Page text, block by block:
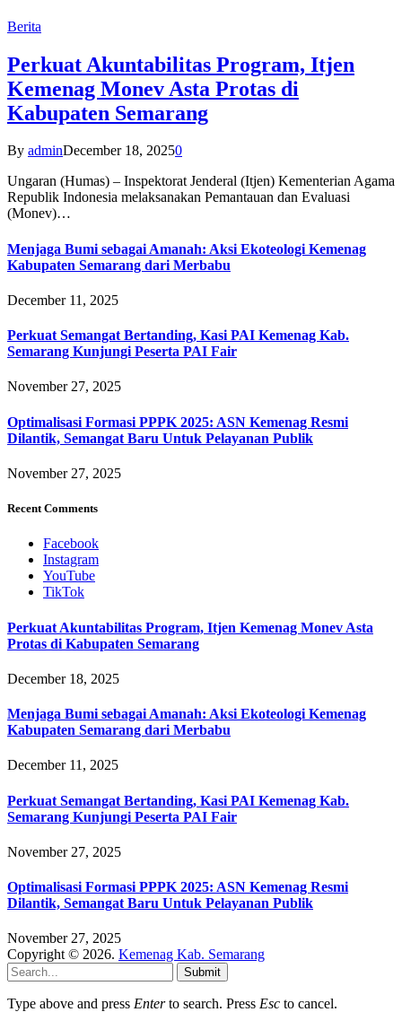
Berita
Perkuat Akuntabilitas Program, Itjen
Kemenag Monev Asta Protas di
Kabupaten Semarang
By adminDecember 18, 20250
Ungaran (Humas) – Inspektorat Jenderal (Itjen) Kementerian Agama
Republik Indonesia melaksanakan Pemantauan dan Evaluasi
(Monev)…
Menjaga Bumi sebagai Amanah: Aksi Ekoteologi Kemenag
Kabupaten Semarang dari Merbabu
December 11, 2025
Perkuat Semangat Bertanding, Kasi PAI Kemenag Kab.
Semarang Kunjungi Peserta PAI Fair
November 27, 2025
Optimalisasi Formasi PPPK 2025: ASN Kemenag Resmi
Dilantik, Semangat Baru Untuk Pelayanan Publik
November 27, 2025
Recent Comments
Facebook
Instagram
YouTube
TikTok
Perkuat Akuntabilitas Program, Itjen Kemenag Monev Asta
Protas di Kabupaten Semarang
December 18, 2025
Menjaga Bumi sebagai Amanah: Aksi Ekoteologi Kemenag
Kabupaten Semarang dari Merbabu
December 11, 2025
Perkuat Semangat Bertanding, Kasi PAI Kemenag Kab.
Semarang Kunjungi Peserta PAI Fair
November 27, 2025
Optimalisasi Formasi PPPK 2025: ASN Kemenag Resmi
Dilantik, Semangat Baru Untuk Pelayanan Publik
November 27, 2025
Copyright © 2026. Kemenag Kab. Semarang
Submit
Type above and press Enterto search. Press Esc to cancel.